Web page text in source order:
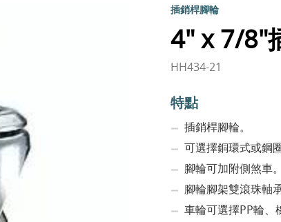
插銷桿腳輪
4" x 7/8"
HH434-21
特點
插銷桿腳輪。
可選擇銅環式或鋼
腳輪可加附側煞車。
腳輪腳架雙滾珠軸
車輪可選擇PP輪、